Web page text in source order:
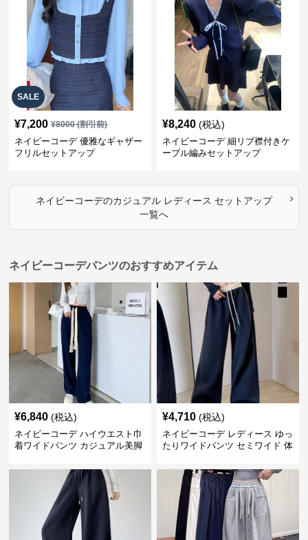
SALE
¥7,200 ¥8000(割引前)
ネイビーコーデ 優雅なギャザー
フリルセットアップ
¥8,240 (税込)
ネイビーコーデ 細リブ襟付きケ
ーブル編みセットアップ
ネイビーコーデのカジュアル レディース セットアップ
一覧へ
›
ネイビーコーデパンツのおすすめアイテム
¥6,840 (税込)
ネイビーコーデ ハイウエスト巾
着ワイドパンツ カジュアル美脚
¥4,710 (税込)
ネイビーコーデ レディース ゆっ
たりワイドパンツ セミワイド 体